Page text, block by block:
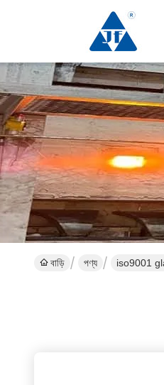
বাড়ি পণ্য iso9001